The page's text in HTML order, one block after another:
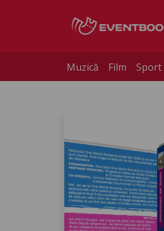
Muzică Film Sport